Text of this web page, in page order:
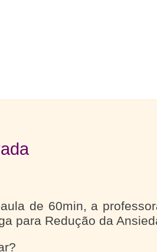
de 60min, a
para Redução da